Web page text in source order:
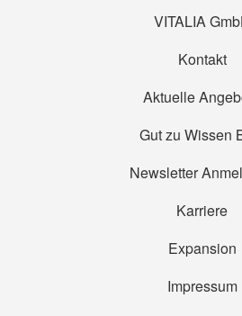
VITALIA
Kontakt
Aktuelle
Gut zu Wissen
Newsletter
Karriere
Expansion
Impressum